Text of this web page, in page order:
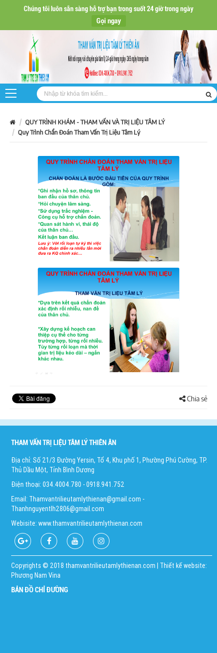
Chúng tôi luôn sẵn sàng hỗ trợ bạn trong suốt 24 giờ trong ngày
Gọi ngay
QUY TRÌNH KHÁM - THAM VẤN VÀ TRỊ LIỆU TÂM LÝ
Quy Trình Chẩn Đoán Tham Vấn Trị Liệu Tâm Lý
Chia sẻ
THAM VẤN TRỊ LIỆU TÂM LÝ THIÊN ÂN
Địa chỉ: Số 21/3 Đường Yersin, Tổ 4, Khu phố 1, Phường Phú Cường, TP.
Thủ Dầu Một, Tỉnh Bình Dương
Điện thoại: 034.4004.780 - 0918.941.752
Email: Thamvantrilieutamlythienan@gmail.com -
Thanhnguyentlh2806@gmail.com
Webisite: www.thamvantrilieutamlythienan.com
Copyrights © 2018 thamvantrilieutamlythienan.com | Thiết kế website:
Phương Nam Vina
BẢN ĐỒ CHỈ ĐƯỜNG